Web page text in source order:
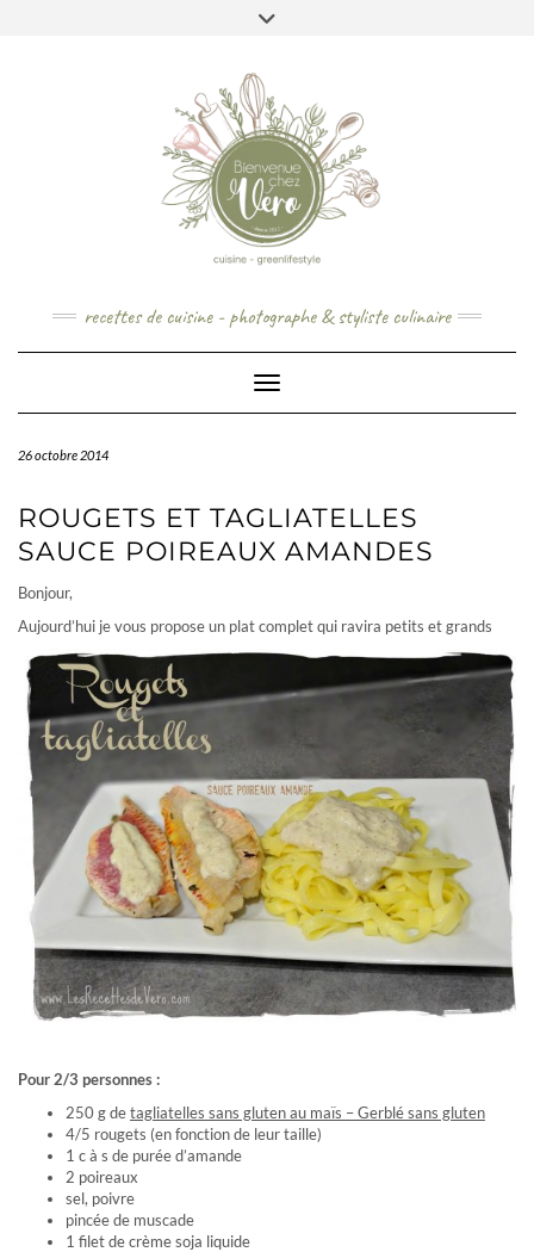
recettes de cuisine - photographe & styliste culinaire
Toggle Navigation
26 octobre 2014
ROUGETS ET TAGLIATELLES
SAUCE POIREAUX AMANDES
Bonjour,
Aujourd’hui je vous propose un plat complet qui ravira petits et grands
Pour 2/3 personnes :
250 g detagliatelles sans gluten au maïs – Gerblé sans gluten
4/5 rougets (en fonction de leur taille)
1 c à s de purée d’amande
2 poireaux
sel, poivre
pincée de muscade
1 filet de crème soja liquide